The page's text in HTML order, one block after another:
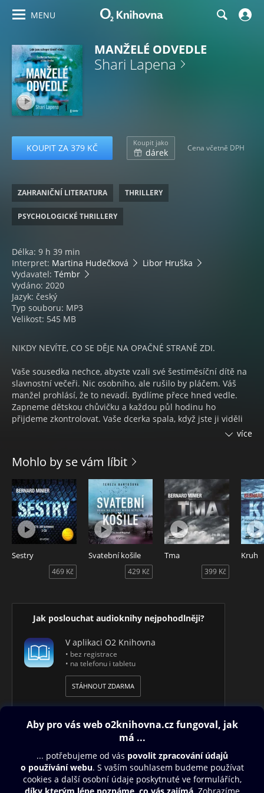
MENU
MANŽELÉ ODVEDLE
Shari Lapena
KOUPIT ZA 379 KČ Koupit jako
dárek Cena včetně DPH
ZAHRANIČNÍ LITERATURA THRILLERY
PSYCHOLOGICKÉ THRILLERY
Délka: 9 h 39 min
Interpret: Martina Hudečková
Libor Hruška
Vydavatel: Témbr
Vydáno: 2020
Jazyk: český
Typ souboru: MP3
Velikost: 545 MB
NIKDY NEVÍTE, CO SE DĚJE NA OPAČNÉ STRANĚ ZDI.
Vaše sousedka nechce, abyste vzali své šestiměsíční dítě na
slavnostní večeři. Nic osobního, ale rušilo by pláčem. Váš
manžel prohlásí, že to nevadí. Bydlíme přece hned vedle.
Zapneme dětskou chůvičku a každou půl hodinu ho
přijdeme zkontrolovat. Vaše dcerka spala, když jste ji viděli
naposledy. Teď stoupáte po schodech do svého mrtvolně
Nikdy předtím u vás nebyla policie. Teď prohlížejí celý váš
dům a kdoví, co tam všechno najdou…
„Thrillerový debut roku 2016, o kterém se nejvíc mluví.“
Stylist
„Pečlivě vybroušené – a ostré jako břitva“ Harlan Coben
Shari Lapena přichází s rodinným dramatem plným
tajemství a nečekaných zvratů. Čte Martina Hudečková a
více
Mohlo by se vám líbit
Sestry
469 Kč
Svatební košile
429 Kč
Tma
399 Kč
Kruh
Jak poslouchat audioknihy nejpohodlněji?
V aplikaci O2 Knihovna
• bez registrace
• na telefonu i tabletu
STÁHNOUT ZDARMA
Obsah ke stažení
Moje O2 Knihovna